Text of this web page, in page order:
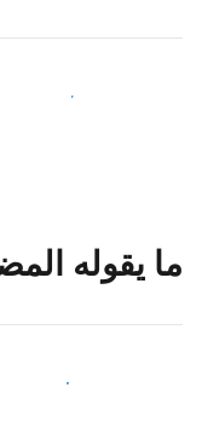
اجذب ضيوف جدد
ما يقوله
انضم إلى مضيفين